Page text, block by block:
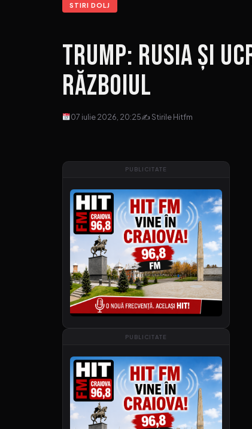
STIRI DOLJ
Trump: Rusia și
războiul
07 iulie 2026, 20:25✍ Stirile Hitfm
PUBLICITATE
PUBLICITATE